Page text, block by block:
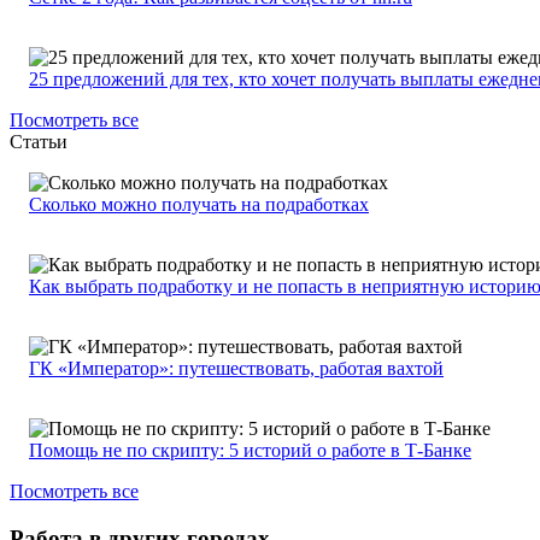
25 предложений для тех, кто хочет получать выплаты
Посмотреть все
Статьи
Сколько можно получать на подработках
Как выбрать подработку и не попасть в неприятную историю
ГК «Император»: путешествовать, работая вахтой
Помощь не по скрипту: 5 историй о работе в Т-Банке
Посмотреть все